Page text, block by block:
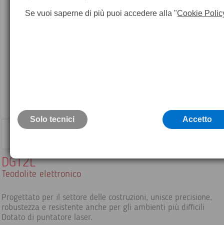
DGT2L
Teodolite elettronico
Progettato per il settore delle costruzioni, unisce precisione,
robustezza e resistente anche per gli ambienti più difficili
Dotato di puntatore laser.
Se vuoi saperne di più puoi accedere alla "Cookie
Solo tecnici Accetto